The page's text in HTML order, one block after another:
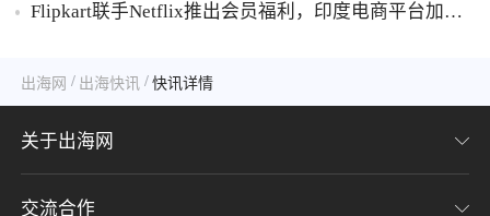
Flipkart联手Netflix推出会员福利，印度电商平台加码
出海网 / 出海快讯 / 快讯详情
关于出海网
交流合作